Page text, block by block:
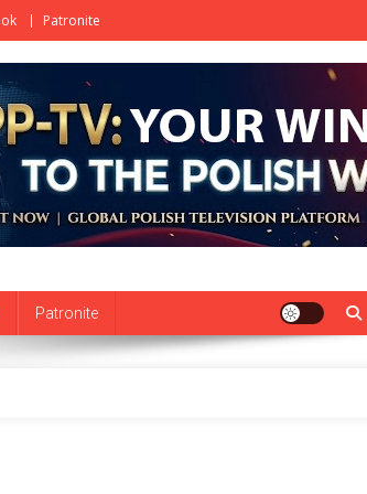
Patronite
Patronite